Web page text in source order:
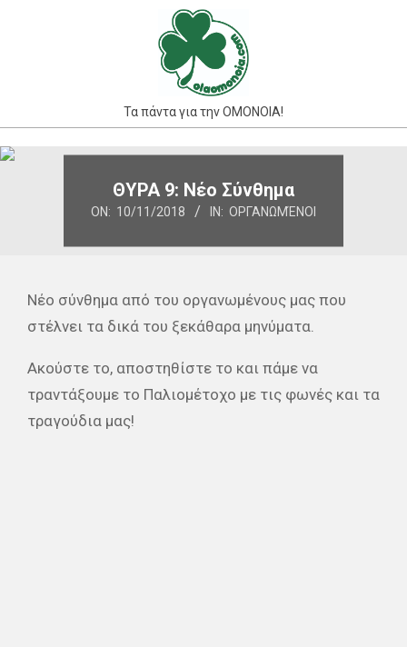
Τα πάντα για την ΟΜΟΝΟΙΑ!
Primary
ΘΥΡΑ 9: Νέο Σύνθημα
ON: 10/11/2018 IN: ΟΡΓΑΝΩΜΈΝΟΙ
Νέο σύνθημα από του οργανωμένους μας που
στέλνει τα δικά του ξεκάθαρα μηνύματα.
Ακούστε το, αποστηθίστε το και πάμε να
τραντάξουμε το Παλιομέτοχο με τις φωνές και τα
τραγούδια μας!